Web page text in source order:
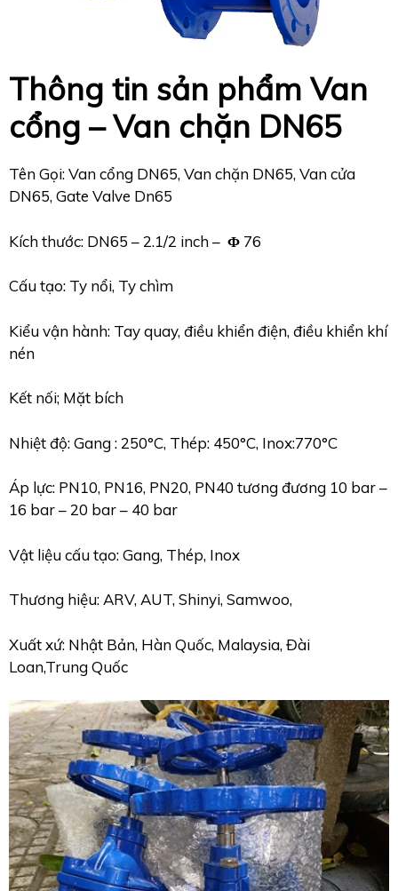
Thông tin sản phẩm Van
cổng – Van chặn DN65
Tên Gọi: Van cổng DN65, Van chặn DN65, Van cửa
DN65, Gate Valve Dn65
Kích thước: DN65 – 2.1/2 inch – Φ 76
Cấu tạo: Ty nổi, Ty chìm
Kiểu vận hành: Tay quay, điều khiển điện, điều khiển khí
nén
Kết nối; Mặt bích
Nhiệt độ: Gang : 250°C, Thép: 450°C, Inox:770°C
Áp lực: PN10, PN16, PN20, PN40 tương đương 10 bar –
16 bar – 20 bar – 40 bar
Vật liệu cấu tạo: Gang, Thép, Inox
Thương hiệu: ARV, AUT, Shinyi, Samwoo,
Xuất xứ: Nhật Bản, Hàn Quốc, Malaysia, Đài
Loan,Trung Quốc